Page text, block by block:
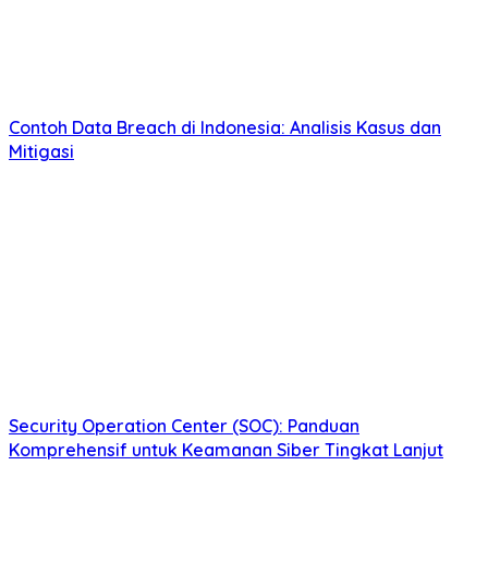
Contoh Data Breach di Indonesia: Analisis Kasus dan
Mitigasi
Security Operation Center (SOC): Panduan
Komprehensif untuk Keamanan Siber Tingkat Lanjut